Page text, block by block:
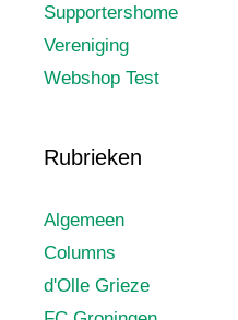
Supportershome
Vereniging
Webshop Test
Rubrieken
Algemeen
Columns
d'Olle Grieze